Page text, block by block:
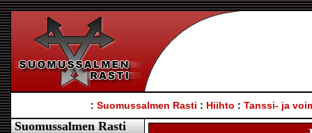
: Suomussalmen Rasti : Hiihto : Tanssi- ja
Suomussalmen Rasti